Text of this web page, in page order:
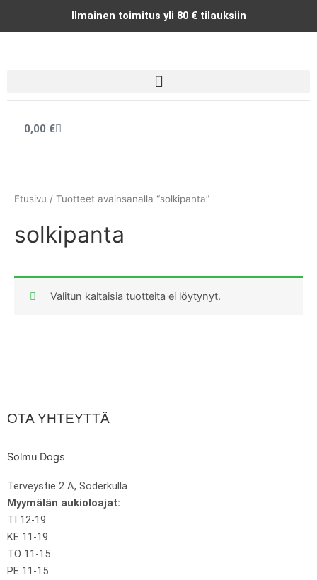
Ilmainen toimitus yli 80 € tilauksiin
0,00 €Cart
Etusivu / Tuotteet avainsanalla “solkipanta”
solkipanta
Valitun kaltaisia tuotteita ei löytynyt.
OTA YHTEYTTÄ
Solmu Dogs
Terveystie 2 A, Söderkulla
Myymälän aukioloajat:
TI 12-19
KE 11-19
TO 11-15
PE 11-15